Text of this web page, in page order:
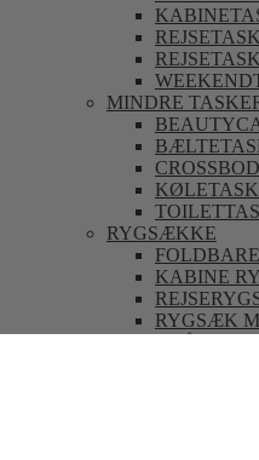
MINDRE
RYGSÆKKE
KABINE
RYGSÆK